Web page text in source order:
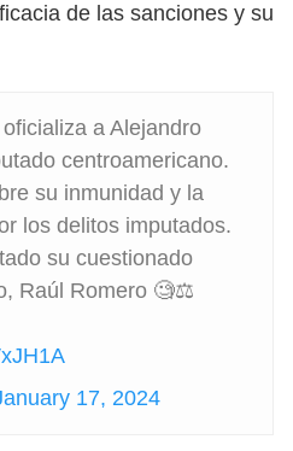
de las sanciones y su
oficializa a Alejandro
centroamericano.
su inmunidad y la
los delitos imputados.
su cuestionado
Raúl Romero 🧐⚖️
17, 2024